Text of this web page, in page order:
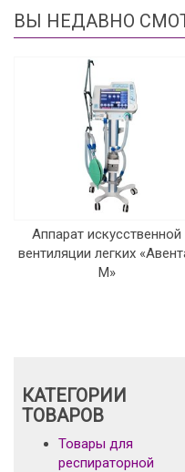
ВЫ НЕДАВНО
Аппарат искусственной
вентиляции легких
М»
КАТЕГОРИИ
ТОВАРОВ
Товары для
респираторной